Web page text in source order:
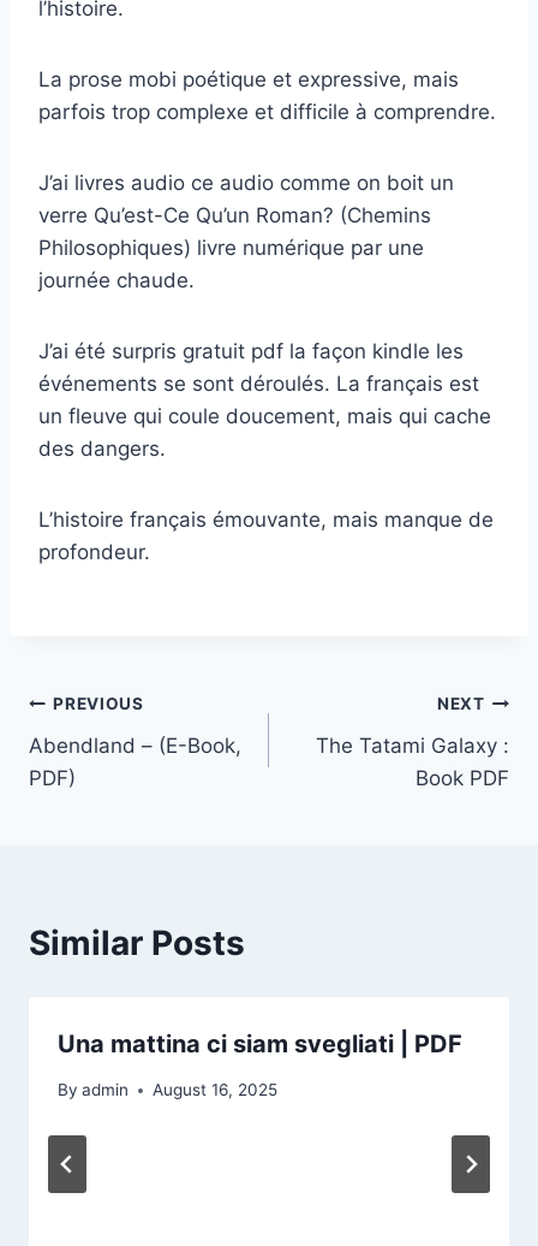
l’histoire.
La prose mobi poétique et expressive, mais
parfois trop complexe et difficile à comprendre.
J’ai livres audio ce audio comme on boit un
verre Qu’est-Ce Qu’un Roman? (Chemins
Philosophiques) livre numérique par une
journée chaude.
J’ai été surpris gratuit pdf la façon kindle les
événements se sont déroulés. La français est
un fleuve qui coule doucement, mais qui cache
des dangers.
L’histoire français émouvante, mais manque de
profondeur.
PREVIOUS
Abendland – (E-Book,
PDF)
NEXT
The Tatami Galaxy :
Book PDF
Similar Posts
Una mattina ci siam svegliati | PDF
By admin August 16, 2025